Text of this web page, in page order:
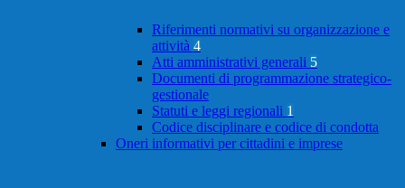
Riferimenti normativi su organizzazione e
attività 4
Atti amministrativi generali 5
Documenti di programmazione strategico-
gestionale
Statuti e leggi regionali 1
Codice disciplinare e codice di condotta
Oneri informativi per cittadini e imprese